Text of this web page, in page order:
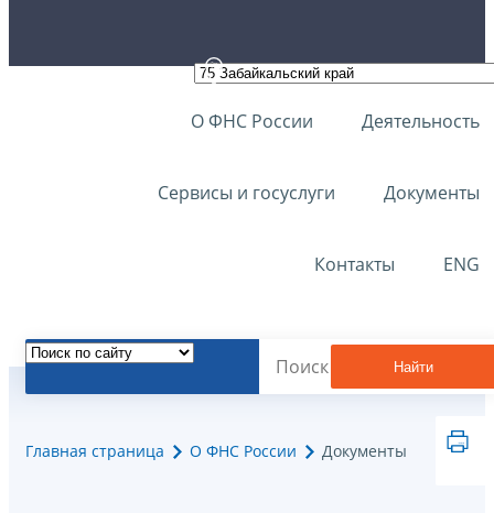
О ФНС России Деятельность
Сервисы и госуслуги Документы
Контакты ENG
Найти
Главная страница О ФНС России Документы